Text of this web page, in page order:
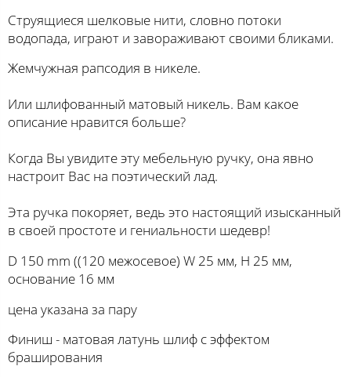
Струящиеся шелковые нити, словно потоки
водопада, играют и завораживают своими бликами.
Жемчужная рапсодия в никеле.
Или шлифованный матовый никель. Вам какое
описание нравится больше?
Когда Вы увидите эту мебельную ручку, она явно
настроит Вас на поэтический лад.
Эта ручка покоряет, ведь это настоящий изысканный
в своей простоте и гениальности шедевр!
D 150 mm ((120 межосевое) W 25 мм, H 25 мм,
основание 16 мм
цена указана за пару
Финиш - матовая латунь шлиф с эффектом
браширования